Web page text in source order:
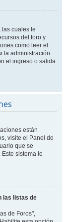
las cuales le
del foro y
como leer el
la administración
el ingreso o salida
están
visite el Panel de
que se
sistema le
las listas de
de Foros",